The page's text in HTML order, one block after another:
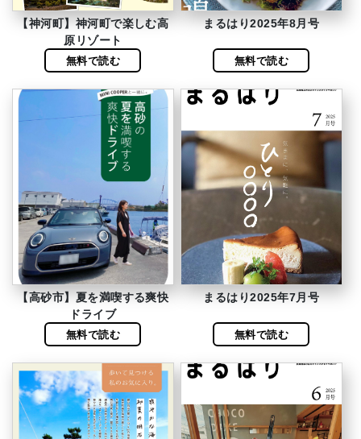
【神河町】神河町で楽しむ高
原リゾート
無料で読む
まるはり2025年8月号
無料で読む
【高砂市】夏を満喫する爽快
ドライブ
無料で読む
まるはり2025年7月号
無料で読む